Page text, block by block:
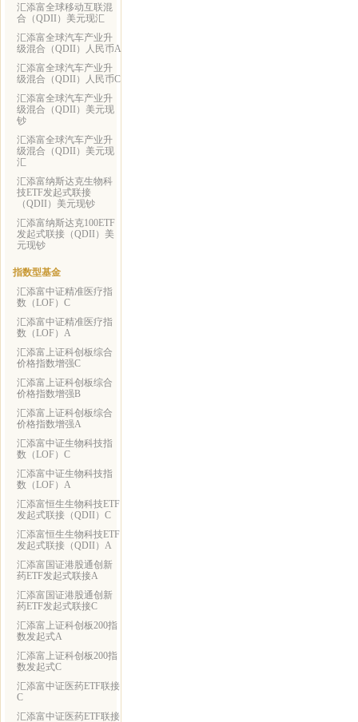
汇添富全球移动互联混
合（QDII）美元现汇
汇添富全球汽车产业升
级混合（QDII）人民币A
汇添富全球汽车产业升
级混合（QDII）人民币C
汇添富全球汽车产业升
级混合（QDII）美元现
钞
汇添富全球汽车产业升
级混合（QDII）美元现
汇
汇添富纳斯达克生物科
技ETF发起式联接
（QDII）美元现钞
汇添富纳斯达克100ETF
发起式联接（QDII）美
元现钞
指数型基金
汇添富中证精准医疗指
数（LOF）C
汇添富中证精准医疗指
数（LOF）A
汇添富上证科创板综合
价格指数增强C
汇添富上证科创板综合
价格指数增强B
汇添富上证科创板综合
价格指数增强A
汇添富中证生物科技指
数（LOF）C
汇添富中证生物科技指
数（LOF）A
汇添富恒生生物科技ETF
发起式联接（QDII）C
汇添富恒生生物科技ETF
发起式联接（QDII）A
汇添富国证港股通创新
药ETF发起式联接A
汇添富国证港股通创新
药ETF发起式联接C
汇添富上证科创板200指
数发起式A
汇添富上证科创板200指
数发起式C
汇添富中证医药ETF联接
C
汇添富中证医药ETF联接